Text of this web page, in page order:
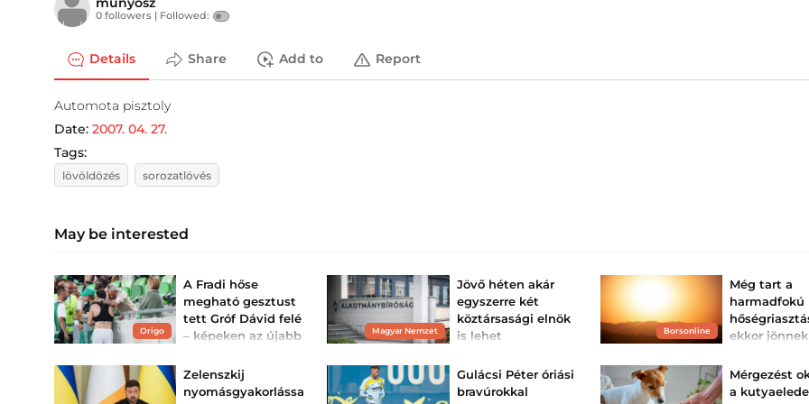
0 followers | Followed:
Details Share Add to Report
Automota pisztoly
Date: 2007. 04. 27.
Tags:
lövöldözés sorozatlövés
May be interested
Origo
A Fradi hőse
megható gesztust
tett Gróf Dávid felé
– képeken az újabb
Borbély Balázs együttese
nagy lépést tett a
továbbjutás felé.
Magyar Nemzet
Jövő héten akár
egyszerre két
köztársasági elnök
is lehet
Alkotmányos válság is
kialakulhat, ha az
Alkotmánybíróság
Borsonline
Még tart a
harmadfokú
ekkor jönnek
Az egész
harmadfokú
van, de záporok,
Zelenszkij
nyomásgyakorlássa
Gulácsi Péter óriási
bravúrokkal
Mérgezést
a